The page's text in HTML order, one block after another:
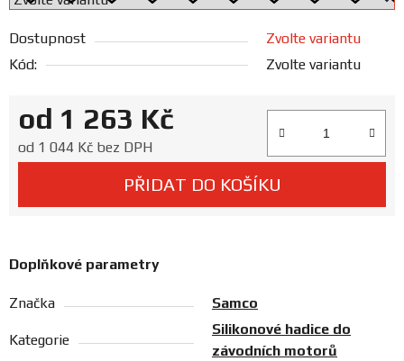
Prodejny
Dostupnost
Zvolte variantu
Kód:
Zvolte variantu
od 1 263 Kč
od 1 044 Kč bez DPH
PŘIDAT DO KOŠÍKU
Doplňkové parametry
Značka Samco
Kategorie
Silikonové hadice do
závodních motorů